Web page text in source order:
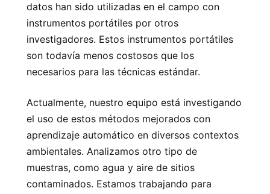
datos han sido utilizadas en el campo con
instrumentos portátiles por otros
investigadores. Estos instrumentos portátiles
son todavía menos costosos que los
necesarios para las técnicas estándar.
Actualmente, nuestro equipo está investigando
el uso de estos métodos mejorados con
aprendizaje automático en diversos contextos
ambientales. Analizamos otro tipo de
muestras, como agua y aire de sitios
contaminados. Estamos trabajando para